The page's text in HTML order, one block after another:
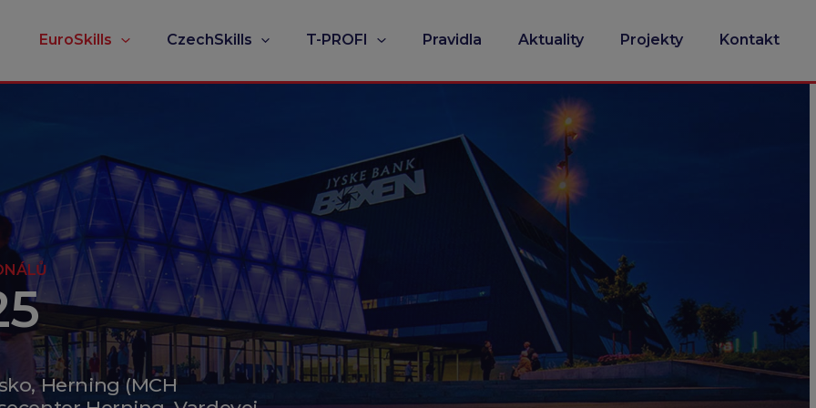
EuroSkills CzechSkills T-PROFI Pravidla Aktuality Projekty Kontakt
Herning (MCH